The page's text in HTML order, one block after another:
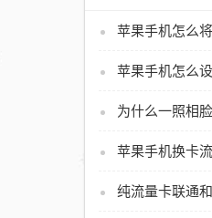
苹果手机怎么
苹果手机怎么
为什么一照相
苹果手机换卡
纯流量卡联通